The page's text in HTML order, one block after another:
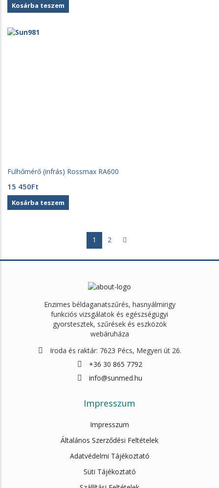
Kosárba teszem
Fülhőmérő (infrás) Rossmax RA600
15 450Ft
Kosárba teszem
1 2
Enzimes béldaganatszűrés, hasnyálmirigy
funkciós vizsgálatok és egészségügyi
gyorstesztek, szűrések és eszközök
webáruháza
Iroda és raktár: 7623 Pécs, Megyeri út 26.
+36 30 865 7792
info@sunmed.hu
Impresszum
Impresszum
Általános Szerződési Feltételek
Adatvédelmi Tájékoztató
Süti Tájékoztató